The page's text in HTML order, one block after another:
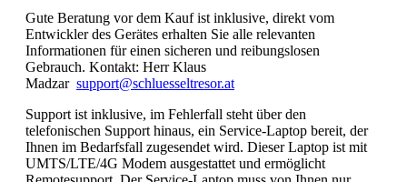
Gute Beratung vor dem Kauf ist inklusive, direkt vom
Entwickler des Gerätes erhalten Sie alle relevanten
Informationen für einen sicheren und reibungslosen
Gebrauch. Kontakt: Herr Klaus
Madzar support@schluesseltresor.at
Support ist inklusive, im Fehlerfall steht über den
telefonischen Support hinaus, ein Service-Laptop bereit, der
Ihnen im Bedarfsfall zugesendet wird. Dieser Laptop ist mit
UMTS/LTE/4G Modem ausgestattet und ermöglicht